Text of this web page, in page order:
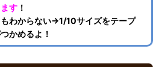
す ！
わからない→1/10サイズをテープ
かめるよ！